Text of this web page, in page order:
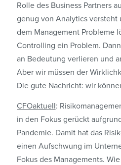
Rolle des Business Partners
genug von Analytics versteht
dem Management Probleme
Controlling ein Problem.
an Bedeutung verlieren und
Aber wir müssen der
Die gute Nachricht: wir
CFOaktuell:
in den Fokus gerückt
Pandemie. Damit hat das
einen Aufschwung im
Fokus des Managements.